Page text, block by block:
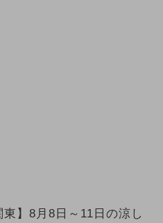
東】8月8日～11日の涼し